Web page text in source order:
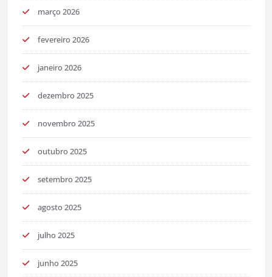
março 2026
fevereiro 2026
janeiro 2026
dezembro 2025
novembro 2025
outubro 2025
setembro 2025
agosto 2025
julho 2025
junho 2025